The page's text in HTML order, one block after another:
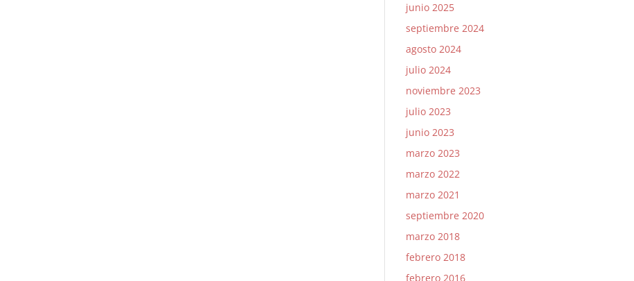
junio 2025
septiembre 2024
agosto 2024
julio 2024
noviembre 2023
julio 2023
junio 2023
marzo 2023
marzo 2022
marzo 2021
septiembre 2020
marzo 2018
febrero 2018
febrero 2016